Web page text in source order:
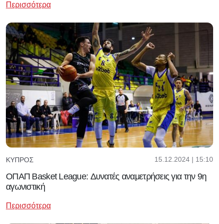
Περισσότερα
ΚΎΠΡΟΣ 15.12.2024 | 15:10
ΟΠΑΠ Basket League: Δυνατές αναμετρήσεις για την 9η
αγωνιστική
Περισσότερα